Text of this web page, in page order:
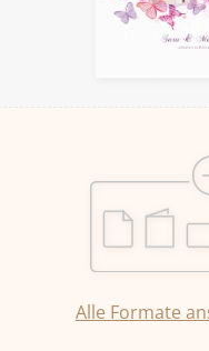
Alle Formate